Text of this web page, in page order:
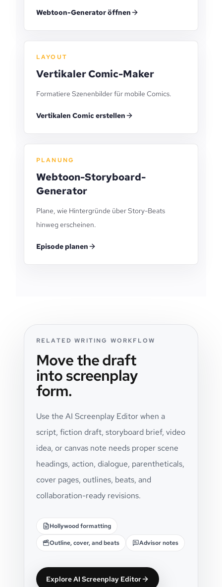
Webtoon-Generator öffnen
LAYOUT
Vertikaler Comic-Maker
Formatiere Szenenbilder für mobile Comics.
Vertikalen Comic erstellen
PLANUNG
Webtoon-Storyboard-
Generator
Plane, wie Hintergründe über Story-Beats
hinweg erscheinen.
Episode planen
RELATED WRITING WORKFLOW
Move the draft
into screenplay
form.
Use the AI Screenplay Editor when a
script, fiction draft, storyboard brief, video
idea, or canvas note needs proper scene
headings, action, dialogue, parentheticals,
cover pages, outlines, beats, and
collaboration-ready revisions.
Hollywood formatting
Outline, cover, and beats Advisor notes
Explore AI Screenplay Editor